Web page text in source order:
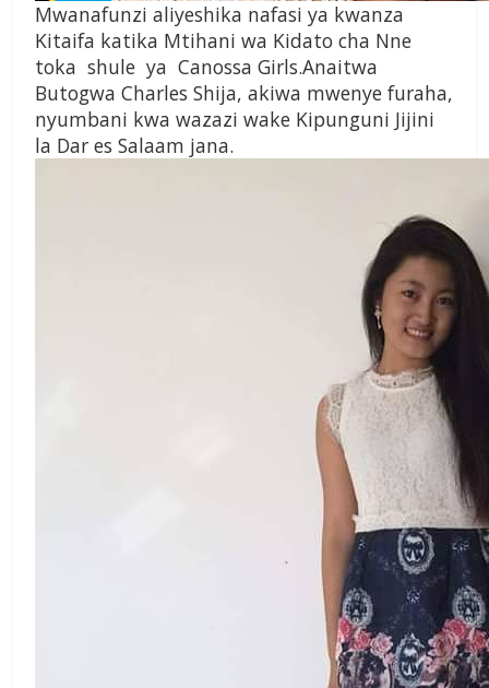
Mwanafunzi aliyeshika nafasi ya kwanza
Kitaifa katika Mtihani wa Kidato cha Nne
toka shule ya Canossa Girls.Anaitwa
Butogwa Charles Shija, akiwa mwenye furaha,
nyumbani kwa wazazi wake Kipunguni Jijini
la Dar es Salaam jana.